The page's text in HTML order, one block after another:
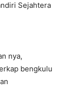
Sejahtera
nya,
bengkulu